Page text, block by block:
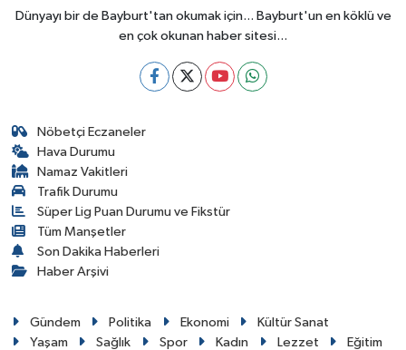
Dünyayı bir de Bayburt'tan okumak için... Bayburt'un en köklü ve
en çok okunan haber sitesi...
Nöbetçi Eczaneler
Hava Durumu
Namaz Vakitleri
Trafik Durumu
Süper Lig Puan Durumu ve Fikstür
Tüm Manşetler
Son Dakika Haberleri
Haber Arşivi
Gündem Politika Ekonomi
Kültür Sanat
Yaşam
Sağlık Spor Kadın Lezzet Eğitim